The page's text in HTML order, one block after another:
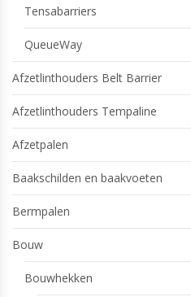
Tensabarriers
QueueWay
Afzetlinthouders Belt Barrier
Afzetlinthouders Tempaline
Afzetpalen
Baakschilden en baakvoeten
Bermpalen
Bouw
Bouwhekken